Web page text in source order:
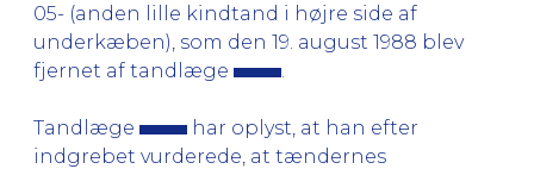
05- (anden lille kindtand i højre side af
underkæben), som den 19. august 1988 blev
fjernet af tandlæge
Tandlæge
har oplyst, at han efter
indgrebet vurderede, at tændernes